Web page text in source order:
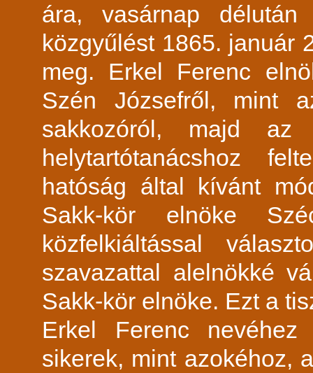
ára, vasárnap
közgyűlést 1865. január
meg. Erkel Ferenc
Szén Józsefről, mint
sakkozóról, majd
helytartótanácshoz
hatóság által kívánt
Sakk-kör elnöke
közfelkiáltással
szavazattal alelnökké
Sakk-kör elnöke. Ezt a
Erkel Ferenc
sikerek, mint azokéhoz,